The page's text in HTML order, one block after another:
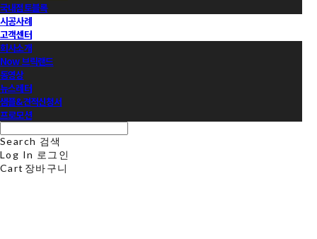
국내점토블록
시공사례
고객센터
회사소개
Now 브릭랜드
동영상
뉴스레터
샘플&견적신청서
프로모션
Search 검색
Log In 로그인
Cart 장바구니